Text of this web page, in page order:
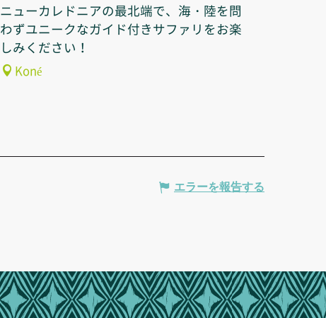
ニューカレドニアの最北端で、海・陸を問
わずユニークなガイド付きサファリをお楽
しみください！
Koné
エラーを報告する